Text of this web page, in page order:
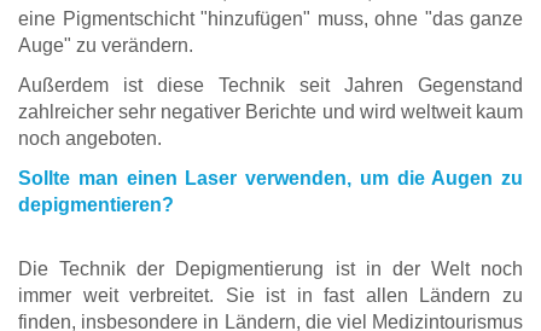
eine Pigmentschicht "hinzufügen" muss, ohne "das ganze
Auge" zu verändern.
Außerdem ist diese Technik seit Jahren Gegenstand
zahlreicher sehr negativer Berichte und wird weltweit kaum
noch angeboten.
Sollte man einen Laser verwenden, um die Augen zu
depigmentieren?
Die Technik der Depigmentierung ist in der Welt noch
immer weit verbreitet. Sie ist in fast allen Ländern zu
finden, insbesondere in Ländern, die viel Medizintourismus